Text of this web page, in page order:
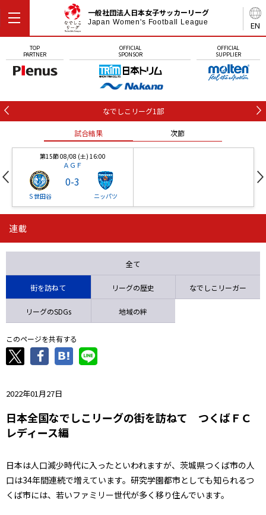
EN
一般社団法人日本女子サッカーリーグ
Japan Women's Football League
TOP
PARTNER
OFFICIAL
SPONSOR
OFFICIAL
SUPPLIER
なでしこリーグ1部
試合結果 次節
第15節 08/08 (土) 16:00
ＡＧＦ
Ｓ世田谷
0-3
ニッパツ
ニッパツ
ニッパツ
石人の星
連載
全て
街を訪ねて リーグの歴史 なでしこリーガー
リーグのSDGs 地域の絆
このページを共有する
2022年01月27日
日本全国なでしこリーグの街を訪ねて つくばＦＣ
レディース編
日本は人口減少時代に入ったといわれますが、茨城県つくば市の人
口は34年間連続で増えています。研究学園都市としても知られるつ
くば市には、若いファミリー世代が多く移り住んでいます。